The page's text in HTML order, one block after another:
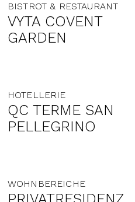
BISTROT & RESTAURANT
VYTA COVENT
GARDEN
HOTELLERIE
QC TERME SAN
PELLEGRINO
WOHNBEREICHE